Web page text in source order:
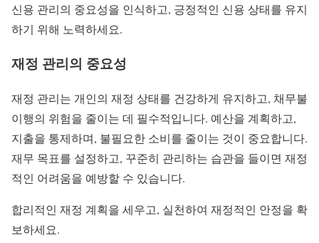
신용 관리의 중요성을 인식하고, 긍정적인 신용 상태를 유지
하기 위해 노력하세요.
재정 관리의 중요성
재정 관리는 개인의 재정 상태를 건강하게 유지하고, 채무불
이행의 위험을 줄이는 데 필수적입니다. 예산을 계획하고,
지출을 통제하며, 불필요한 소비를 줄이는 것이 중요합니다.
재무 목표를 설정하고, 꾸준히 관리하는 습관을 들이면 재정
적인 어려움을 예방할 수 있습니다.
합리적인 재정 계획을 세우고, 실천하여 재정적인 안정을 확
보하세요.